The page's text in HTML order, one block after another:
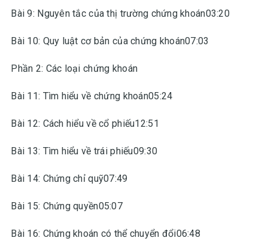
Bài 9: Nguyên tắc của thị trường chứng khoán03:20
Bài 10: Quy luật cơ bản của chứng khoán07:03
Phần 2: Các loại chứng khoán
Bài 11: Tìm hiểu về chứng khoán05:24
Bài 12: Cách hiểu về cổ phiếu12:51
Bài 13: Tìm hiểu về trái phiếu09:30
Bài 14: Chứng chỉ quỹ07:49
Bài 15: Chứng quyền05:07
Bài 16: Chứng khoán có thể chuyển đổi06:48